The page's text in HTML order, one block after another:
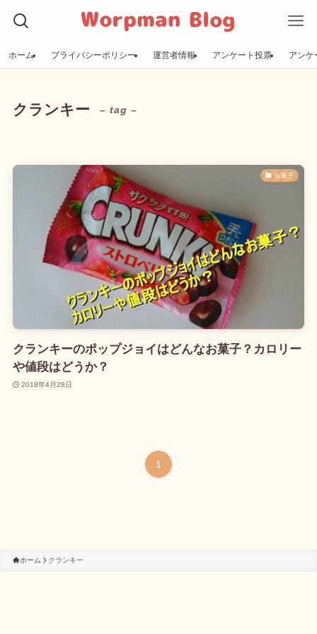
ホーム プライバシーポリシー 運営者情報 アンケート投票 アンケ
クランキー – tag –
お菓子
クランキーのポップジョイはどんなお菓子？カロリー
や値段はどうか？
2018年4月28日
1
ホーム クランキー